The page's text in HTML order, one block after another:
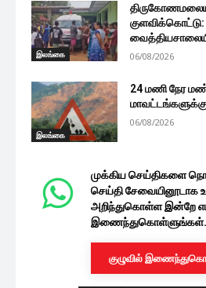
இலங்கை 06/08/2026
இலங்கை
24 மணி நேர
06/08/2026
முக்கிய செய்திகளை
செய்தி சேவையினூடாக
அறிந்துகொள்ள இன்றே
இணைந்துகொள்ளுங்கள்.
குழுவில்